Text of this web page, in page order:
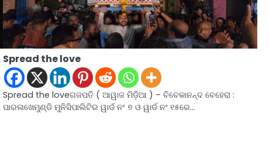
Spread the love
Spread the loveଗଜପତି ( ଆୱାଜ ମିଡ଼ିଆ ) – ବିବେକାନନ୍ଦ ବେହେରା :
ପାରଳାଖେମୁଣ୍ଡି ମୁନିସିପାଲିଟିର ୱାର୍ଡ ନଂ ୭ ଓ ୱାର୍ଡ ନଂ ୧୫ରେ…